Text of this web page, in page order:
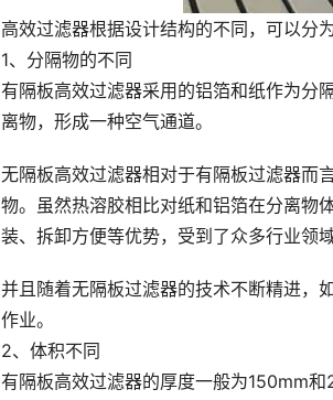
高效过滤器根据设计结构的不同，可以分
1、分隔物的不同
有隔板高效过滤器采用的铝箔和纸作为分
离物，形成一种空气通道。
无隔板高效过滤器相对于有隔板过滤器而
物。虽然热溶胶相比对纸和铝箔在分离物
装、拆卸方便等优势，受到了众多行业领
并且随着无隔板过滤器的技术不断精进，
作业。
2、体积不同
有隔板高效过滤器的厚度一般为150mm